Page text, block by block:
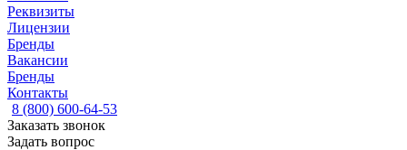
Реквизиты
Лицензии
Бренды
Вакансии
Бренды
Контакты
8 (800) 600-64-53
Заказать звонок
Задать вопрос